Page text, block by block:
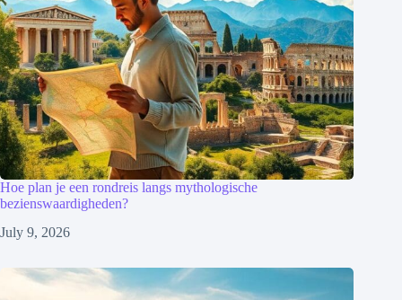
Hoe plan je een rondreis langs mythologische
bezienswaardigheden?
July 9, 2026